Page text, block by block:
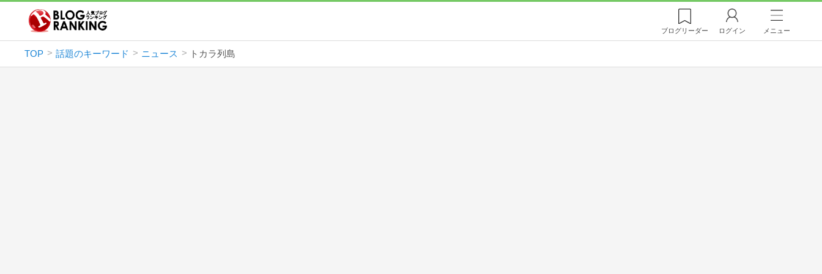
ブログリーダー ログイン メニュー
TOP 話題のキーワード ニュース トカラ列島